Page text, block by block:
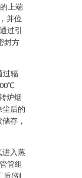
上端
并位
过引
封方
过辐
炉烟
尘后的
存，
进入蒸
管组
质(例